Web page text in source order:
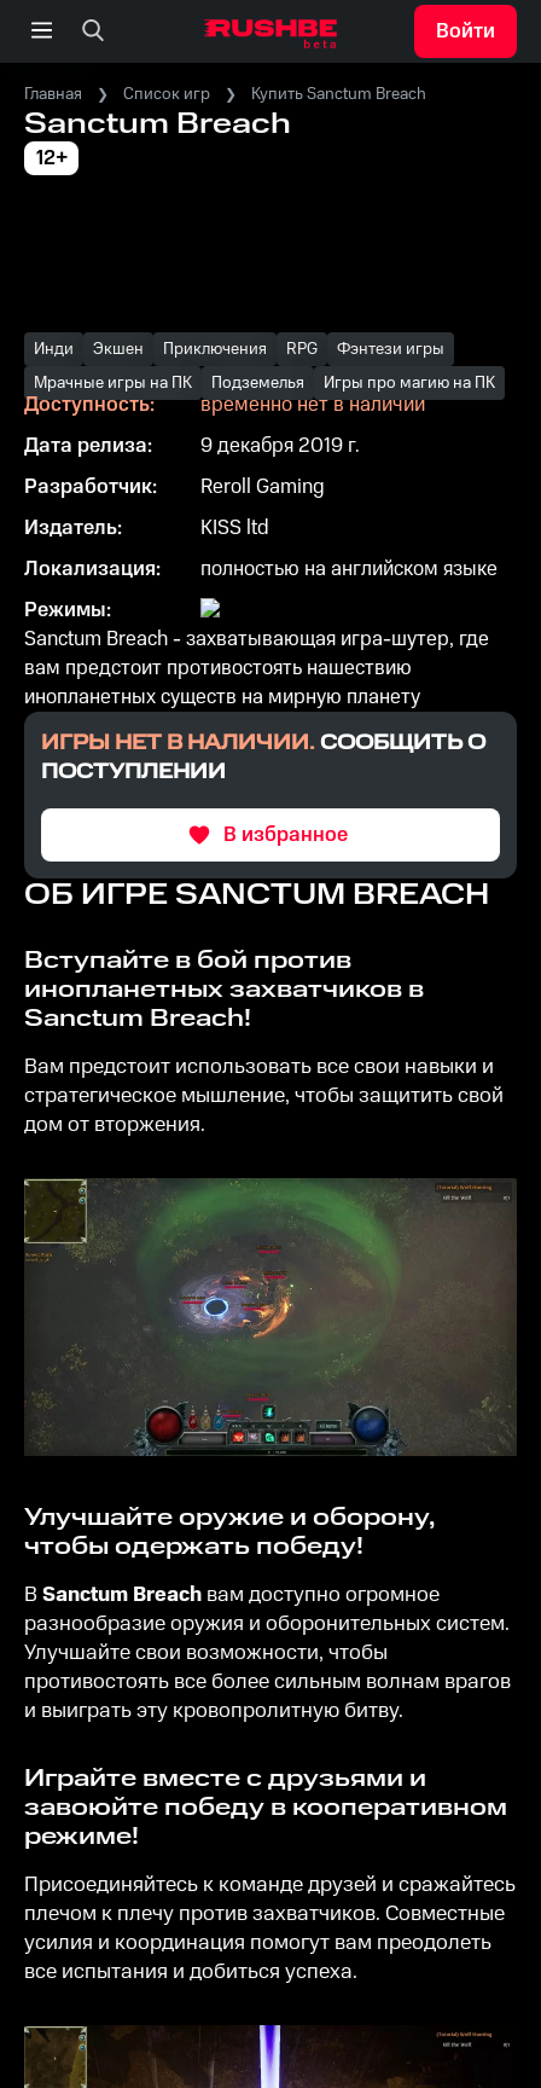
Войти
Главная Список игр Купить Sanctum Breach
Sanctum Breach
12+
Инди Экшен Приключения RPG
Фэнтези игры
Мрачные игры на ПК
Подземелья Игры про магию на ПК
Доступность:
временно нет в наличии
Дата релиза:
9 декабря 2019 г.
Разработчик:
Reroll Gaming
Издатель:
KISS ltd
Локализация:
полностью на английском языке
Режимы:
Sanctum Breach - захватывающая игра-шутер, где
вам предстоит противостоять нашествию
инопланетных существ на мирную планету
ИГРЫ НЕТ В НАЛИЧИИ.СООБЩИТЬ О
ПОСТУПЛЕНИИ
В избранное
ОБ ИГРЕ SANCTUM BREACH
Вступайте в бой против
инопланетных захватчиков в
Sanctum Breach!
Вам предстоит использовать все свои навыки и
стратегическое мышление, чтобы защитить свой
дом от вторжения.
Улучшайте оружие и оборону,
чтобы одержать победу!
В Sanctum Breach вам доступно огромное
разнообразие оружия и оборонительных систем.
Улучшайте свои возможности, чтобы
противостоять все более сильным волнам врагов
и выиграть эту кровопролитную битву.
Играйте вместе с друзьями и
завоюйте победу в кооперативном
режиме!
Присоединяйтесь к команде друзей и сражайтесь
плечом к плечу против захватчиков. Совместные
усилия и координация помогут вам преодолеть
все испытания и добиться успеха.